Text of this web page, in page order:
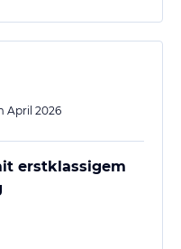
April 2026
erstklassigem